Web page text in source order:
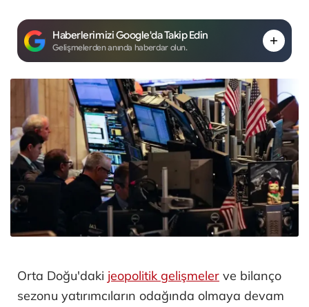
Haberlerimizi Google'da Takip Edin
Gelişmelerden anında haberdar olun.
Orta Doğu'daki jeopolitik gelişmeler ve bilanço
sezonu yatırımcıların odağında olmaya devam